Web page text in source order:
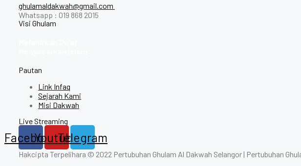
ghulamaldakwah@gmail.com
Whatsapp : 019 868 2015
Visi Ghulam
Pautan
Link Infaq
Sejarah Kami
Misi Dakwah
Live Streaming
FacebookYoutubeTelegram
Hakcipta Terpelihara © 2022 Pertubuhan Ghulam Al Dakwah Selangor | Pertubuhan